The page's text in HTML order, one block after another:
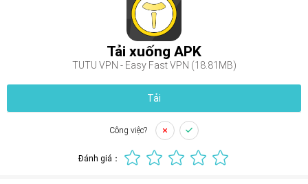
Tải xuống APK
TUTU VPN - Easy Fast VPN (18.81MB)
Tải
Công việc?
Đánh giá：